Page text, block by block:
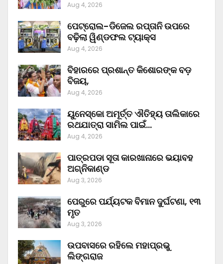
Aug 4, 2026
ପେଟ୍ରୋଲ-ଡିଜେଲ ରପ୍ତାନି ଉପରେ
ବଢ଼ିଲା ୱିଣ୍ଡଫଲ ଟ୍ୟାକ୍ସ
Aug 4, 2026
ବିହାରରେ ପ୍ରଶାନ୍ତ କିଶୋରଙ୍କ ବଡ଼
ବିଜୟ,
Aug 4, 2026
ୟୁନେସ୍କୋ ଅମୂର୍ତ୍ତ ଐତିହ୍ୟ ତାଲିକାରେ
ରଥଯାତ୍ରା ସାମିଲ ପାଇଁ…
Aug 4, 2026
ପାତ୍ରପଡା ସୂତା କାରଖାନାରେ ଭୟାବହ
ଅଗ୍ନିକାଣ୍ଡ
Aug 3, 2026
ପେରୁରେ ପର୍ଯ୍ୟଟକ ବିମାନ ଦୁର୍ଘଟଣା, ୧୩
ମୃତ
Aug 3, 2026
ଉପବାସରେ ରହିଲେ ମହାପ୍ରଭୁ
ଲିଙ୍ଗରାଜ